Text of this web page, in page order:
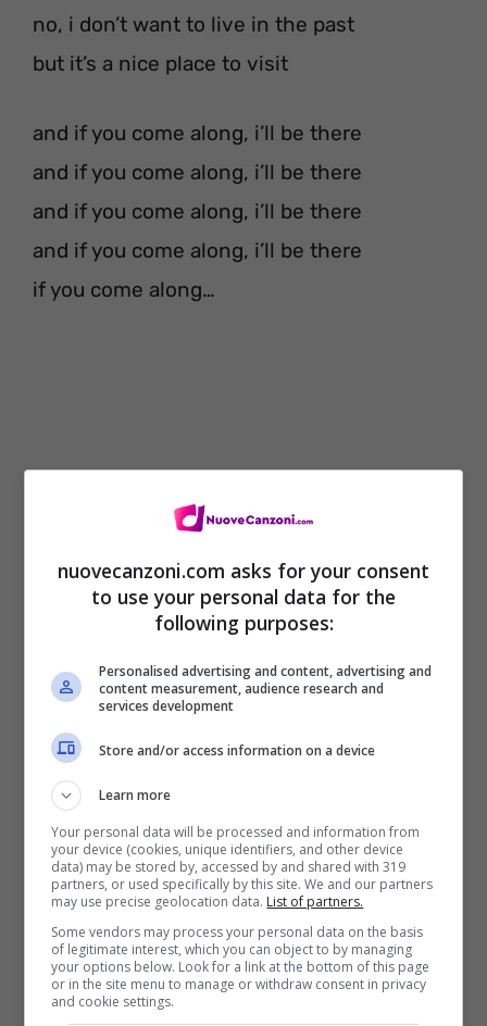
no, i don’t want to live in the past
but it’s a nice place to visit
and if you come along, i’ll be there
and if you come along, i’ll be there
and if you come along, i’ll be there
and if you come along, i’ll be there
if you come along…
Equal days an nights
all around the world
there was an explosion
(the clock keeps turning)
i was more alive
(it’s getting late)
if you work your music
let it assemble our devotion
smash after smash after smash
i appreciate all the gifts i was given
nuovecanzoni.com asks for your consent
to use your personal data for the
following purposes:
Personalised advertising and content, advertising and
content measurement, audience research and
services development
Store and/or access information on a device
Learn more
Your personal data will be processed and information from
your device (cookies, unique identifiers, and other device
data) may be stored by, accessed by and shared with 319
partners, or used specifically by this site. We and our partners
may use precise geolocation data. List of partners.
Some vendors may process your personal data on the basis
of legitimate interest, which you can object to by managing
your options below. Look for a link at the bottom of this page
or in the site menu to manage or withdraw consent in privacy
and cookie settings.